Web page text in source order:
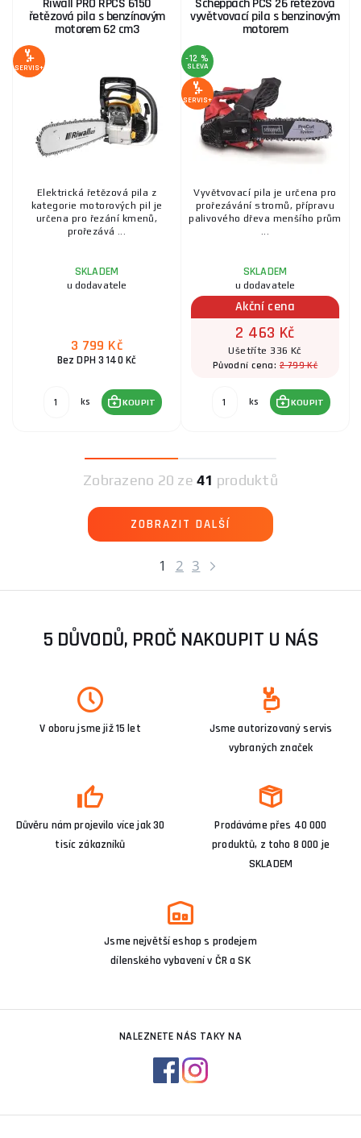
Riwall PRO RPCS 6150
řetězová pila s benzínovým
motorem 62 cm3
SERVIS+
Elektrická řetězová pila z
kategorie motorových pil je
určena pro řezání kmenů,
prořezává ...
SKLADEM
u dodavatele
3 799 Kč
Bez DPH 3 140 Kč
ks KOUPIT
Scheppach PCS 26 řetězová
vyvětvovací pila s benzinovým
motorem
-12 %
SLEVA
SERVIS+
Vyvětvovací pila je určena pro
prořezávání stromů, přípravu
palivového dřeva menšího prům
...
SKLADEM
u dodavatele
Akční cena
2 463 Kč
Ušetříte 336 Kč
Původní cena:2 799 Kč
ks KOUPIT
1 2 3
Zobrazeno 20 ze41 produktů
ZOBRAZIT DALŠÍ
5 DŮVODŮ, PROČ NAKOUPIT U NÁS
V oboru jsme již 15 let
Jsme autorizovaný servis
vybraných značek
Důvěru nám projevilo více jak 30
tisíc zákazníků
Prodáváme přes 40 000
produktů, z toho 8 000 je
SKLADEM
Jsme největší eshop s prodejem
dílenského vybavení v ČR a SK
NALEZNETE NÁS TAKY NA